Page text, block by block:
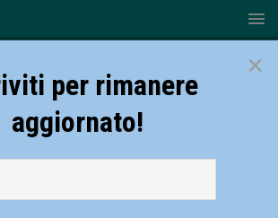
×
per rimanere
aggiornato!